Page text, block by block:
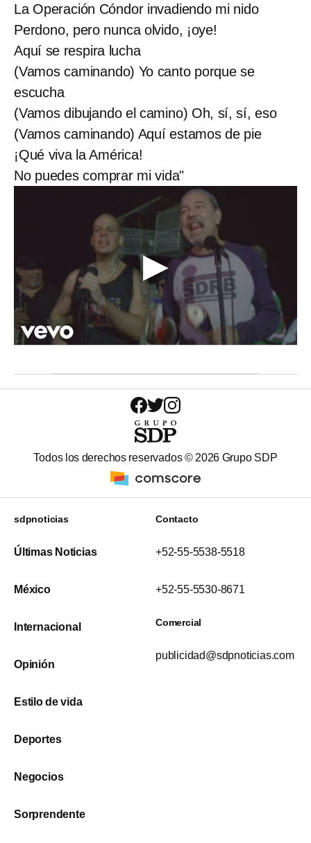
La Operación Cóndor invadiendo mi nido
Perdono, pero nunca olvido, ¡oye!
Aquí se respira lucha
(Vamos caminando) Yo canto porque se
escucha
(Vamos dibujando el camino) Oh, sí, sí, eso
(Vamos caminando) Aquí estamos de pie
¡Qué viva la América!
No puedes comprar mi vida"
Todos los derechos reservados © 2026 Grupo SDP
sdpnoticias
Últimas Noticias
México
Internacional
Opinión
Estilo de vida
Deportes
Negocios
Sorprendente
Contacto
+52-55-5538-5518
+52-55-5530-8671
Comercial
publicidad@sdpnoticias.com